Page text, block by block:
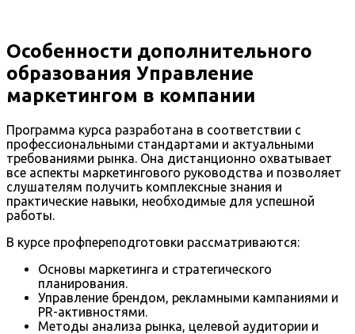
Особенности дополнительного
образования Управление
маркетингом в компании
Программа курса разработана в соответствии с
профессиональными стандартами и актуальными
требованиями рынка. Она дистанционно охватывает
все аспекты маркетингового руководства и позволяет
слушателям получить комплексные знания и
практические навыки, необходимые для успешной
работы.
В курсе профпереподготовки рассматриваются:
Основы маркетинга и стратегического
планирования.
Управление брендом, рекламными кампаниями и
PR-активностями.
Методы анализа рынка, целевой аудитории и